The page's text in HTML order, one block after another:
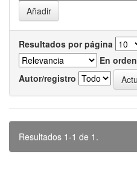
Resultados por página
En orden
Autor/registro
Resultados 1-1 de 1.